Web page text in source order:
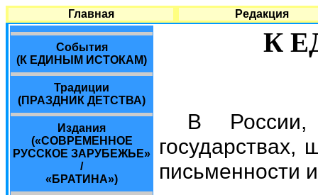
Главная Редакция
События
(К ЕДИНЫМ ИСТОКАМ)
Традиции
(ПРАЗДНИК ДЕТСТВА)
Издания
(«СОВРЕМЕННОЕ
РУССКОЕ ЗАРУБЕЖЬЕ»
/
«БРАТИНА»)
К
В
государствах,
письменности